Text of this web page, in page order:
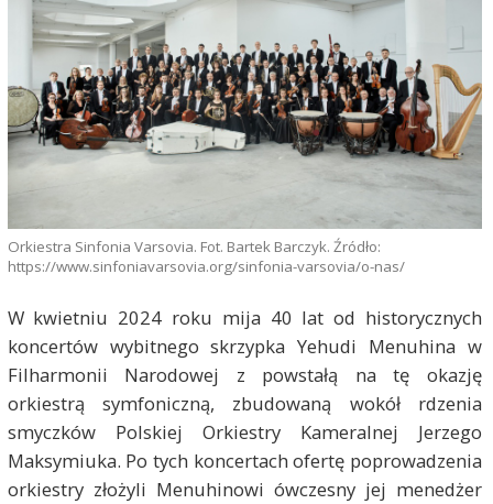
Orkiestra Sinfonia Varsovia. Fot. Bartek Barczyk. Źródło:
https://www.sinfoniavarsovia.org/sinfonia-varsovia/o-nas/
W kwietniu 2024 roku mija 40 lat od historycznych
koncertów wybitnego skrzypka Yehudi Menuhina w
Filharmonii Narodowej z powstałą na tę okazję
orkiestrą symfoniczną, zbudowaną wokół rdzenia
smyczków Polskiej Orkiestry Kameralnej Jerzego
Maksymiuka. Po tych koncertach ofertę poprowadzenia
orkiestry złożyli Menuhinowi ówczesny jej menedżer